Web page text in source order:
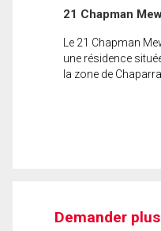
21 Chapman
Le 21 Chapman
une résidence
la zone de
Demander